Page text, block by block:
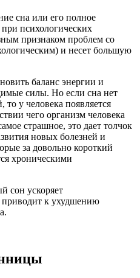
сна или его полное
при психологических
признаком проблем со
и несет большую
баланс энергии и
силы. Но если сна нет
у человека появляется
чего организм человека
страшное, это дает толчок
новых болезней и
за довольно короткий
хроническими
сон ускоряет
приводит к ухудшению